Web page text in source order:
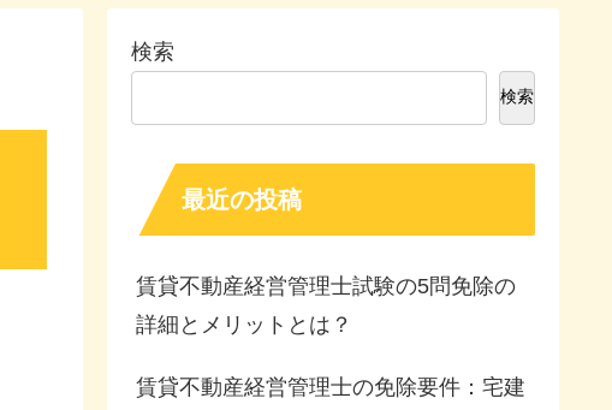
検索
検索
最近の投稿
賃貸不動産経営管理士試験の5問免除の
詳細とメリットとは？
賃貸不動産経営管理士の免除要件：宅建